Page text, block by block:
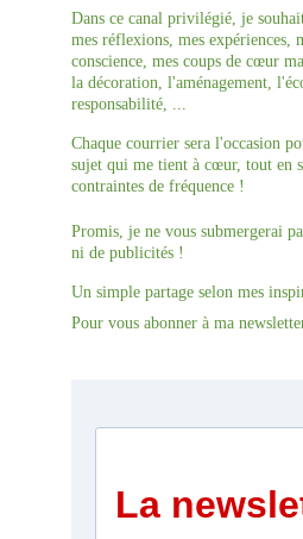
Dans ce canal privilégié, je
mes réflexions, mes expériences,
conscience, mes coups de cœur
la décoration, l'aménagement,
responsabilité, ...
Chaque courrier sera l'occasion
sujet qui me tient à cœur, tout en
contraintes de fréquence !
Promis, je ne vous submergerai
ni de publicités !
Un simple partage selon mes
Pour vous abonner à ma